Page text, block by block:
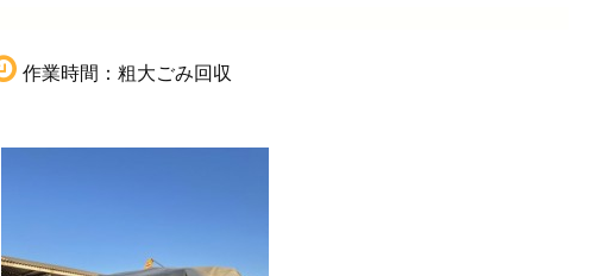
作業時間：粗大ごみ回収